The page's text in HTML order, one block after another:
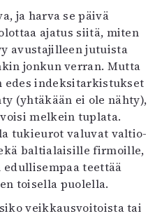
ja harva se päivä
ajatus siitä, miten
avustajilleen jutuista
jonkun verran. Mutta
indeksitarkistukset
(yhtäkään ei ole nähty),
melkein tuplata.
tukieurot valuvat valtio-
baltialaisille firmoille,
edullisempaa teettää
toisella puolella.
veikkausvoitoista tai